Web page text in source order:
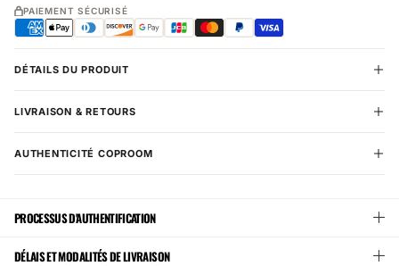
PAIEMENT SÉCURISÉ
DÉTAILS DU PRODUIT
LIVRAISON & RETOURS
AUTHENTICITÉ COPROOM
PROCESSUS D'AUTHENTIFICATION
DÉLAIS ET MODALITÉS DE LIVRAISON